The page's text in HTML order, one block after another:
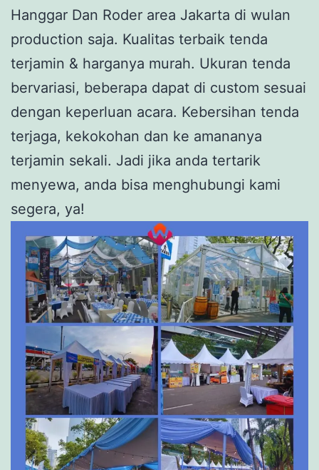
Hanggar Dan Roder area Jakarta di wulan
production saja. Kualitas terbaik tenda
terjamin & harganya murah. Ukuran tenda
bervariasi, beberapa dapat di custom sesuai
dengan keperluan acara. Kebersihan tenda
terjaga, kekokohan dan ke amananya
terjamin sekali. Jadi jika anda tertarik
menyewa, anda bisa menghubungi kami
segera, ya!